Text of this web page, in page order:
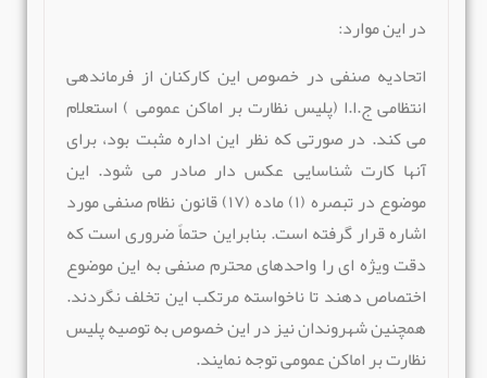
در این موارد:
اتحادیه صنفی در خصوص این کارکنان از فرماندهی
انتظامی ج.ا.ا (پلیس نظارت بر اماکن عمومی ) استعلام
می کند. در صورتی که نظر این اداره مثبت بود، برای
آنها کارت شناسایی عکس دار صادر می شود. این
موضوع در تبصره (۱) ماده (۱۷) قانون نظام صنفی مورد
اشاره قرار گرفته است. بنابراین حتماً ضروری است که
دقت ویژه ای را واحدهای محترم صنفی به این موضوع
اختصاص دهند تا ناخواسته مرتکب این تخلف نگردند.
همچنین شهروندان نیز در این خصوص به توصیه پلیس
نظارت بر اماکن عمومی توجه نمایند.